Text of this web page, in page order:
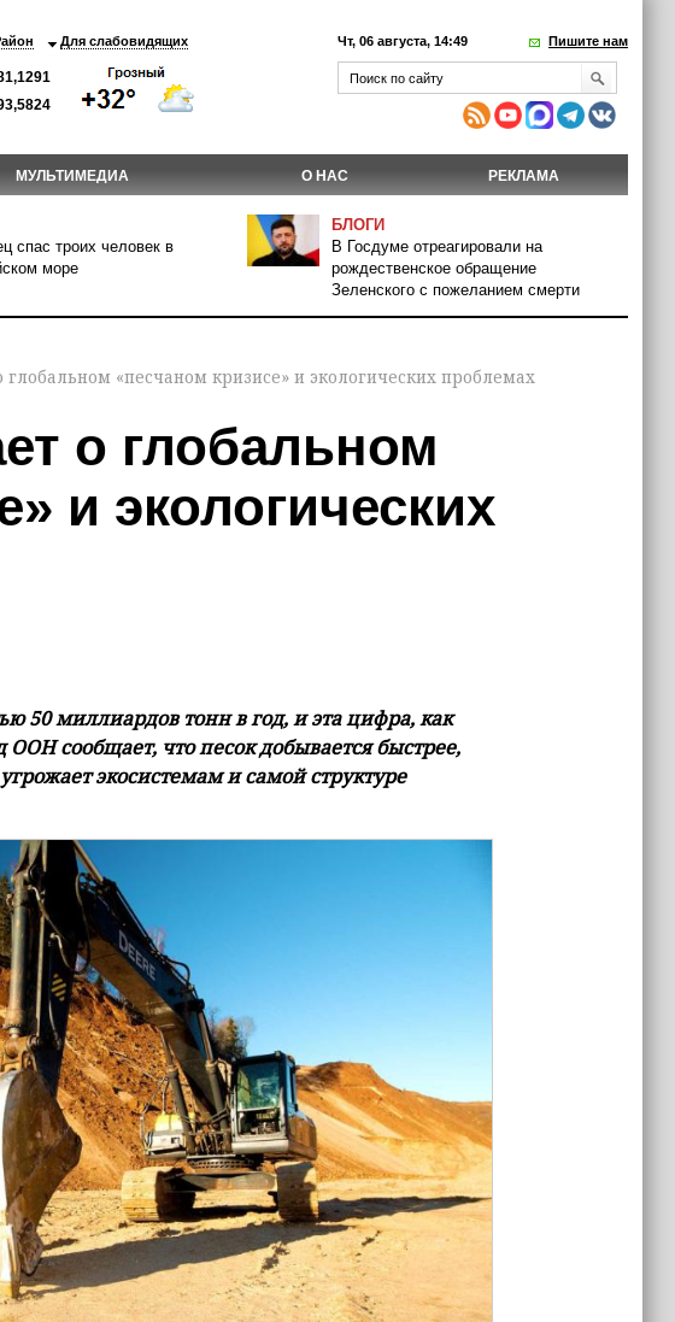
Для слабовидящих Чт, 06 августа, 14:49 Пишите нам
МУЛЬТИМЕДИА О НАС РЕКЛАМА
спас троих человек в
море
БЛОГИ
В Госдуме отреагировали на
рождественское обращение
Зеленского с пожеланием смерти
«песчаном кризисе» и экологических проблемах
о глобальном
и экологических
50 миллиардов тонн в год, и эта цифра, как
сообщает, что песок добывается быстрее,
экосистемам и самой структуре